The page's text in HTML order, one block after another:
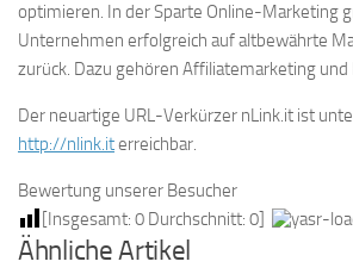
optimieren. In der Sparte Online-Marketing
Unternehmen erfolgreich auf altbewährte
zurück. Dazu gehören Affiliatemarketing
Der neuartige URL-Verkürzer nLink.it ist
http://nlink.iterreichbar.
Bewertung unserer Besucher
[Insgesamt: 0 Durchschnitt: 0]
Ähnliche Artikel